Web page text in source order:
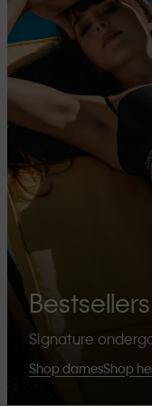
Bestsellers
Signature
Shop damesShop